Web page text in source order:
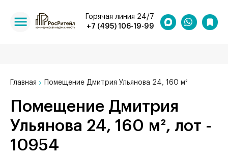
+7 (495) 106-19-99
Горячая линия 24/7
Главная Помещение Дмитрия Ульянова 24, 160 м²
Помещение Дмитрия
Ульянова 24, 160 м², лот -
10954